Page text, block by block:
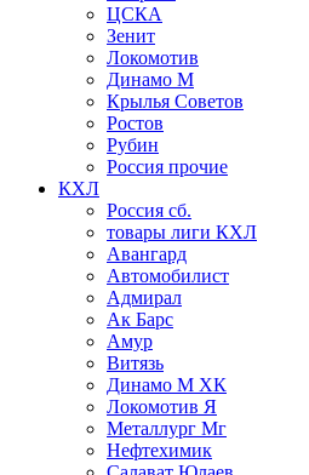
ЦСКА
Зенит
Локомотив
Динамо М
Крылья Советов
Ростов
Рубин
Россия прочие
КХЛ
Россия сб.
товары лиги КХЛ
Авангард
Автомобилист
Адмирал
Ак Барс
Амур
Витязь
Динамо М ХК
Локомотив Я
Металлург Мг
Нефтехимик